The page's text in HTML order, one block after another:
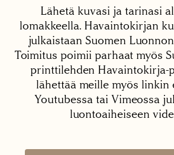
Lähetä kuvasi ja tarinasi
lomakkeella. Havaintokirjan
julkaistaan Suomen
Toimitus poimii parhaat myös
printtilehden Havaintokirja-
lähettää meille myös linkin
Youtubessa tai Vimeossa
luontoaiheiseen